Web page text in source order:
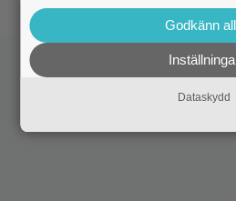
Godkänn
Dataskydd